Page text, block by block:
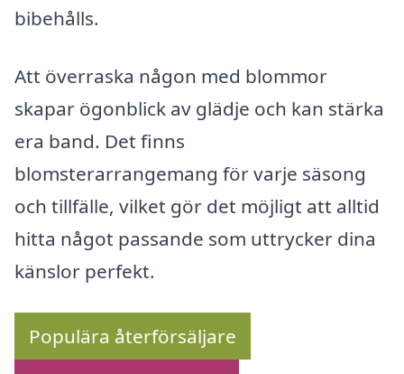
bibehålls.
Att överraska någon med blommor
skapar ögonblick av glädje och kan stärka
era band. Det finns
blomsterarrangemang för varje säsong
och tillfälle, vilket gör det möjligt att alltid
hitta något passande som uttrycker dina
känslor perfekt.
Populära återförsäljare